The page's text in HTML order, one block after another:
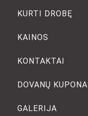
KURTI DROBĘ
KAINOS
KONTAKTAI
DOVANŲ
GALERIJA